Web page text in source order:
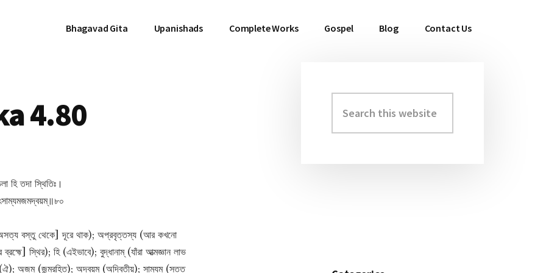
Bhagavad Gita Upanishads Complete Works Gospel Blog Contact Us
4.80
হি তদা স্থিতিঃ।
অসত্য বস্তু থেকে] দূরে থাক); অপ্রবৃত্তস্য (আর কখনো
স্থির); হি (এইভাবে); বুদ্ধানাম্ (যাঁরা আত্মজ্ঞান লাভ
(ঐ); অজম্ (জন্মরহিত); অদ্বয়ম্ (অদ্বিতীয়); সাম্যম্ (সতত
Primary
Sidebar
this
website